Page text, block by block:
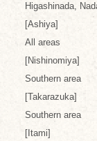
Higashinada,
[Ashiya]
All areas
[Nishinomiya]
Southern area
[Takarazuka]
Southern area
[Itami]